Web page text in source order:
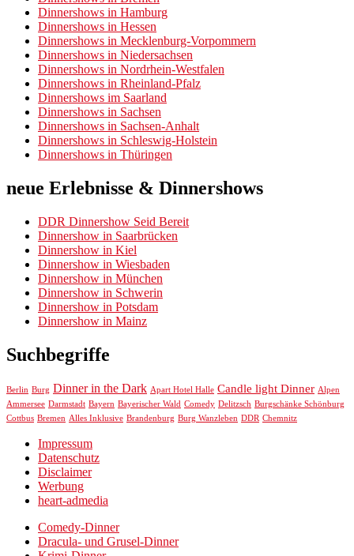
Dinnershows in Hamburg
Dinnershows in Hessen
Dinnershows in Mecklenburg-Vorpommern
Dinnershows in Niedersachsen
Dinnershows in Nordrhein-Westfalen
Dinnershows in Rheinland-Pfalz
Dinnershows im Saarland
Dinnershows in Sachsen
Dinnershows in Sachsen-Anhalt
Dinnershows in Schleswig-Holstein
Dinnershows in Thüringen
neue Erlebnisse & Dinnershows
DDR Dinnershow Seid Bereit
Dinnershow in Saarbrücken
Dinnershow in Kiel
Dinnershow in Wiesbaden
Dinnershow in München
Dinnershow in Schwerin
Dinnershow in Potsdam
Dinnershow in Mainz
Suchbegriffe
Berlin Burg Dinner in the Dark Apart Hotel Halle Candle light Dinner Alpen
Ammersee Darmstadt Bayern Bayerischer Wald Comedy Delitzsch Burgschänke Schönburg
Cottbus Bremen Alles Inklusive Brandenburg Burg Wanzleben DDR Chemnitz
Impressum
Datenschutz
Disclaimer
Werbung
heart-admedia
Comedy-Dinner
Dracula- und Grusel-Dinner